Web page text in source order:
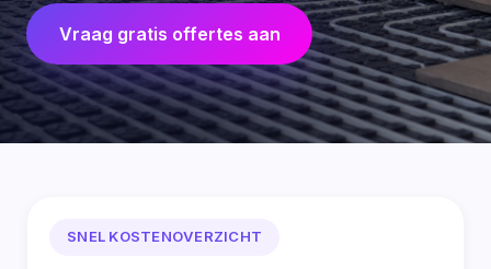
Vraag gratis offertes aan
SNEL KOSTENOVERZICHT